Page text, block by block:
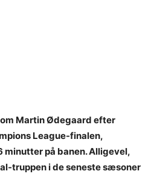
Martin Ødegaard efter
League-finalen,
minutter på banen. Alligevel,
truppen i de seneste sæsoner